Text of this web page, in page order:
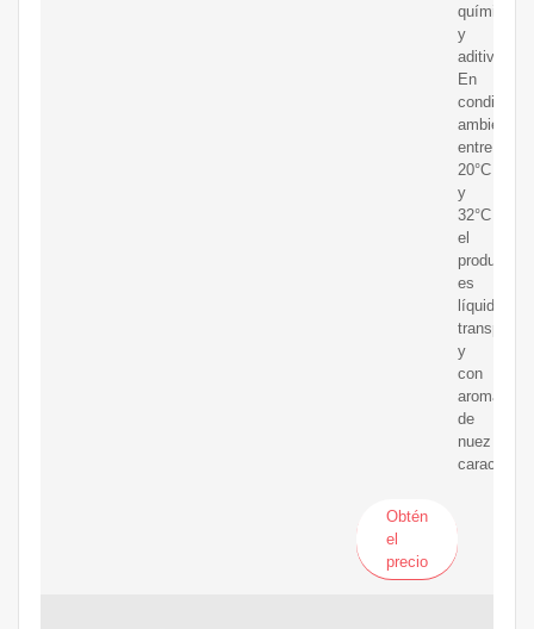
químicos
y
aditivos.
En
ambiente
entre
20°C
y
32°C
el
producto
es
líquido
y
con
aroma
de
nuez
Obtén
el
precio